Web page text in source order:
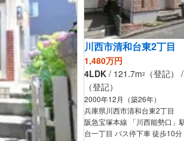
川西市清和台東2丁目
1,480万円
4LDK / 121.7m2
（登記
（登記）
2000年12月（築26年）
兵庫県川西市清和台東2丁目
阪急宝塚本線 「川西能勢口」
台一丁目 バス停下車 徒歩10分